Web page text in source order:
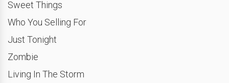
Sweet Things
Who You Selling For
Just Tonight
Zombie
Living In The Storm